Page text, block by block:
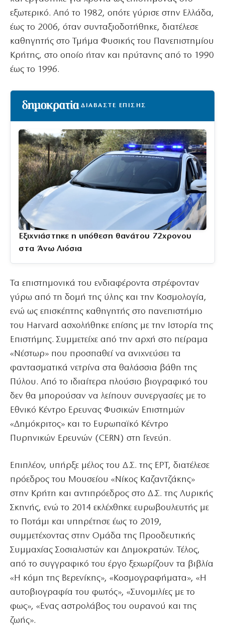
εξωτερικό. Από το 1982, οπότε γύρισε στην Ελλάδα,
έως το 2006, όταν συνταξιοδοτήθηκε, διατέλεσε
καθηγητής στο Τμήμα Φυσικής του Πανεπιστημίου
Κρήτης, στο οποίο ήταν και πρύτανης από το 1990
έως το 1996.
ΔΙΑΒΑΣΤΕ ΕΠΙΣΗΣ
Εξιχνιάστηκε η υπόθεση θανάτου 72χρονου
στα Άνω Λιόσια
Τα επιστημονικά του ενδιαφέροντα στρέφονταν
γύρω από τη δομή της ύλης και την Κοσμολογία,
ενώ ως επισκέπτης καθηγητής στο πανεπιστήμιο
του Harvard ασχολήθηκε επίσης με την Ιστορία της
Επιστήμης. Συμμετείχε από την αρχή στο πείραμα
«Νέστωρ» που προσπαθεί να ανιχνεύσει τα
φαντασματικά νετρίνα στα θαλάσσια βάθη της
Πύλου. Από το ιδιαίτερα πλούσιο βιογραφικό του
δεν θα μπορούσαν να λείπουν συνεργασίες με το
Εθνικό Κέντρο Ερευνας Φυσικών Επιστημών
«Δημόκριτος» και το Ευρωπαϊκό Κέντρο
Πυρηνικών Ερευνών (CERN) στη Γενεύη.
Επιπλέον, υπήρξε μέλος του Δ.Σ. της ΕΡΤ, διατέλεσε
πρόεδρος του Μουσείου «Νίκος Καζαντζάκης»
στην Κρήτη και αντιπρόεδρος στο Δ.Σ. της Λυρικής
Σκηνής, ενώ το 2014 εκλέχθηκε ευρωβουλευτής με
το Ποτάμι και υπηρέτησε έως το 2019,
συμμετέχοντας στην Ομάδα της Προοδευτικής
Συμμαχίας Σοσιαλιστών και Δημοκρατών. Τέλος,
από το συγγραφικό του έργο ξεχωρίζουν τα βιβλία
«Η κόμη της Βερενίκης», «Κοσμογραφήματα», «Η
αυτοβιογραφία του φωτός», «Συνομιλίες με το
φως», «Ενας αστρολάβος του ουρανού και της
ζωής».